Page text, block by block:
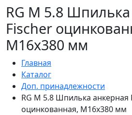
RG M 5.8
Fischer
M16x380 мм
Главная
Каталог
Доп. принадлежности
RG M 5.8 Шпилька анкерная
оцинкованная, M16x380 мм